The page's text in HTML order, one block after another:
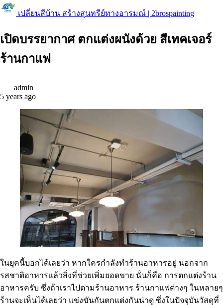
เปลี่ยนสีบ้าน สร้างสุนทรีย์ทางอารมณ์ | 2brospainting
เปิดบรรยากาศ ตกแต่งผนังด้วย สีเทคเจอร์
ร้านกาแฟ
admin
5 years ago
ในยุคนี้บอกได้เลยว่า หากใครกำลังทำร้านอาหารอยู่ นอกจาก
รสชาติอาหารเเล้วสิ่งที่ช่วยเพิ่มยอดขาย นั่นก็คือ การตกแต่งร้าน
อาหารครับ ซึ่งถ้าเราไปตามร้านอาหาร ร้านกาแฟต่างๆ ในหลายๆ
ร้านจะเห็นได้เลยว่า แข่งขันกันตกแต่งกันน่าดู ซึ่งในปัจจุบันวัสดุที่